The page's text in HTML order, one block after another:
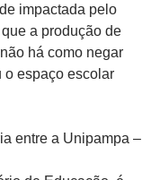
impactada pelo
a produção de
há como negar
o espaço escolar
entre a Unipampa –